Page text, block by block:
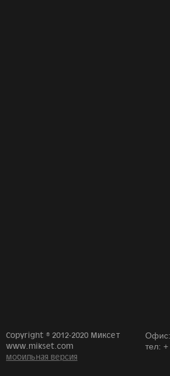
Copyright © 2012-2020 Миксет
www.mikset.com
мобильная версия
Офис:
тел: